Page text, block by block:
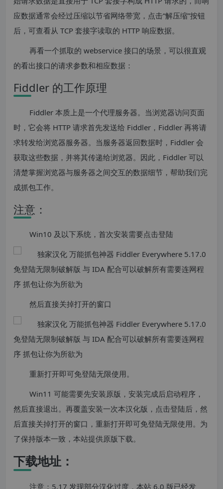
应数据通常会经过压缩以节省网络带宽，点击“解压缩”按钮
后，可查看从 TCP 套接字读取的 HTTP 响应数据。
再看一个抓取的 webservice 接口的场景，可以很直观
的看出接口的请求参数和相应数据：
Fiddler 的工作原理
Fiddler 本质上是一个代理服务器。当浏览器访问页面
时，它会将 HTTP 请求首先发送给 Fiddler，Fiddler 再将请
求转发给浏览器服务器。当服务器返回数据时，Fiddler 会
获取这些数据，并将其传递给浏览器。因此，Fiddler 可以
清楚掌握浏览器与服务器之间交互的数据细节，帮助我们完
成抓包工作。
注意：
Win10 及以下系统，首次安装需要点击登陆
然后直接关掉打开的窗口
重新打开即可免登陆无限使用。
Win11 可能需要先安装原版，安装完成后启动程序，
然后直接退出。再覆盖安装一次本汉化版，点击登陆后，然
后直接关掉打开的窗口，重新打开即可免登陆无限使用。为
了保持版本一致，本站提供原版下载。
下载地址：
注意：5.17 发现部分汉化过度，本站 6.0 版已经发